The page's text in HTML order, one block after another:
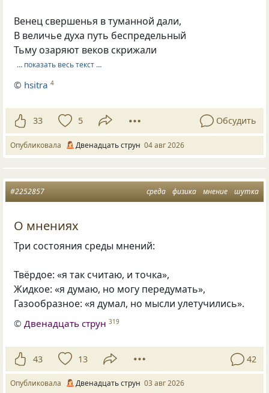
Венец свершенья в туманной дали,
В величье духа путь беспредельный
Тьму озаряют веков скрижали
… показать весь текст …
© hsitra 4
33 5 Обсудить
Опубликовала Двенадцать струн 04 авг 2026
среда физика мнение шутка
#2252857
О мнениях
Три состояния среды мнений:
Твёрдое: «я так считаю, и точка»,
Жидкое: «я думаю, но могу передумать»,
Газообразное: «я думал, но мысли улетучились».
© Двенадцать струн 319
43 13 42
Опубликовала Двенадцать струн 03 авг 2026